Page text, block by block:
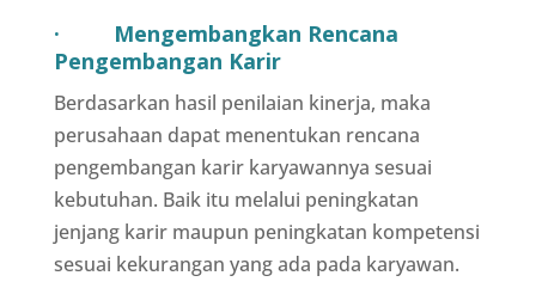
· Mengembangkan Rencana
Pengembangan Karir
Berdasarkan hasil penilaian kinerja, maka
perusahaan dapat menentukan rencana
pengembangan karir karyawannya sesuai
kebutuhan. Baik itu melalui peningkatan
jenjang karir maupun peningkatan kompetensi
sesuai kekurangan yang ada pada karyawan.